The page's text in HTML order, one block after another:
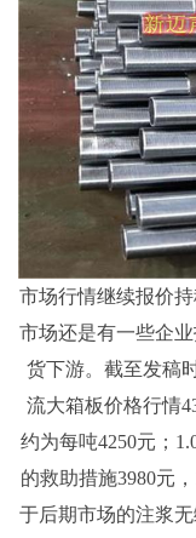
市场行情继续报价
市场还是有一些企
货下游。截至发稿
流大箱板价格行情
约为每吨4250元；
的救助措施3980元
于后期市场的注浆